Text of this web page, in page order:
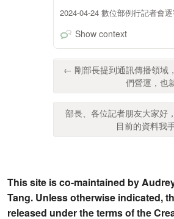
2024-04-24 數位部例行記者會
Show context
← 剛部長提到通訊傳播領域
們營運，也
部長、各位記者朋友大家好
目前的資料我
This site is co-maintained by
Tang. Unless otherwise indicated,
released under the terms of the